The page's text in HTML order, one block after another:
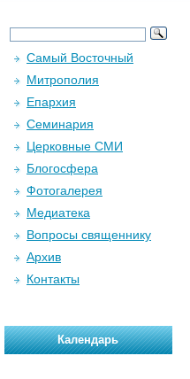
Самый Восточный
Митрополия
Епархия
Семинария
Церковные СМИ
Блогосфера
Фотогалерея
Медиатека
Вопросы священнику
Архив
Контакты
Календарь